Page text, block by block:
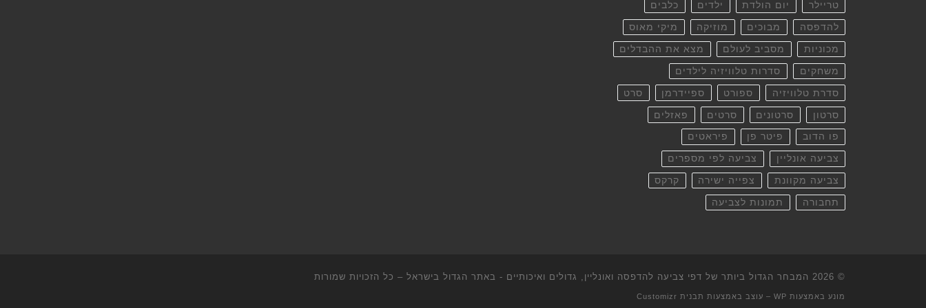
טריילר יום הולדת ילדים כלבים
להדפסה מבוכים מוזיקה מיקי מאוס
מכוניות מסביב לעולם מצא את ההבדלים
משחקים סדרות טלוויזיה לילדים
סדרת טלוויזיה ספורט ספיידרמן סרט
סרטון סרטונים סרטים פאזלים
פו הדוב פיטר פן פיראטים
צביעה אונליין צביעה לפי מספרים
צביעה מקוונת צפייה ישירה קרקס
תחבורה תמונות לצביעה
© 2026 המבחר הגדול ביותר של דפי צביעה להדפסה ואונליין, גדולים ואיכותיים - באתר הגדול בישראל – כל הזכויות שמורות
מונע באמצעות WP – עוצב באמצעות תבנית Customizr